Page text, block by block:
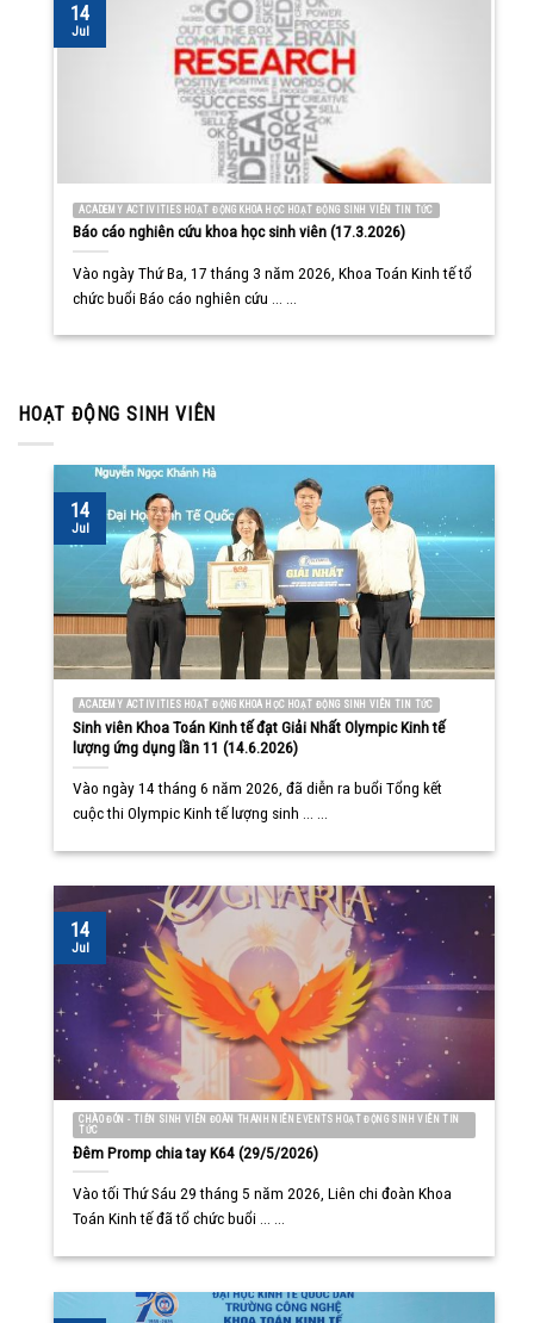
ACADEMY ACTIVITIES HOẠT ĐỘNG KHOA HỌC HOẠT ĐỘNG SINH VIÊN TIN TỨC
Báo cáo nghiên cứu khoa học sinh viên (17.3.2026)
Vào ngày Thứ Ba, 17 tháng 3 năm 2026, Khoa Toán Kinh tế tổ
chức buổi Báo cáo nghiên cứu ... ...
14
Jul
HOẠT ĐỘNG SINH VIÊN
ACADEMY ACTIVITIES HOẠT ĐỘNG KHOA HỌC HOẠT ĐỘNG SINH VIÊN TIN TỨC
Sinh viên Khoa Toán Kinh tế đạt Giải Nhất Olympic Kinh tế
lượng ứng dụng lần 11 (14.6.2026)
Vào ngày 14 tháng 6 năm 2026, đã diễn ra buổi Tổng kết
cuộc thi Olympic Kinh tế lượng sinh ... ...
14
Jul
CHÀO ĐÓN - TIỄN SINH VIÊN ĐOÀN THANH NIÊN EVENTS HOẠT ĐỘNG SINH VIÊN TIN
TỨC
Đêm Promp chia tay K64 (29/5/2026)
Vào tối Thứ Sáu 29 tháng 5 năm 2026, Liên chi đoàn Khoa
Toán Kinh tế đã tổ chức buổi ... ...
14
Jul